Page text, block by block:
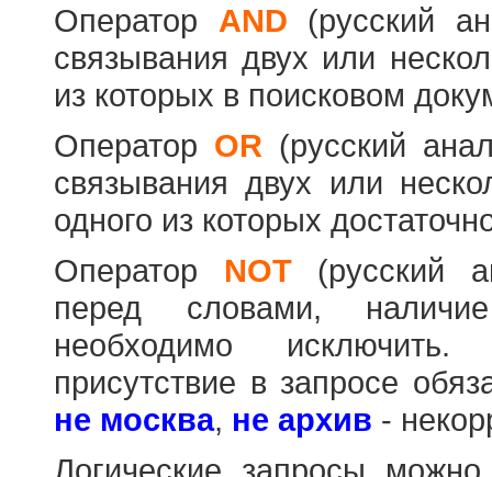
Оператор AND (русский
связывания двух или
из которых в поисковом
Оператор OR (русский
связывания двух или
одного из которых
Оператор NOT(русский
перед словами,
необходимо
присутствие в запросе
не москва, не архив -
Логические запросы